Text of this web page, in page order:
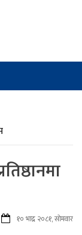
१० भाद्र २०८१, सोमवार